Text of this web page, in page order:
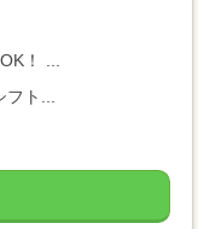
！ ...
フト...